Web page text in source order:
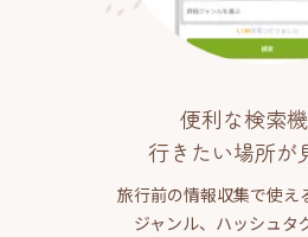
便利な検索
行きたい場所が
旅行前の情報収集で使え
ジャンル、ハッシュタ